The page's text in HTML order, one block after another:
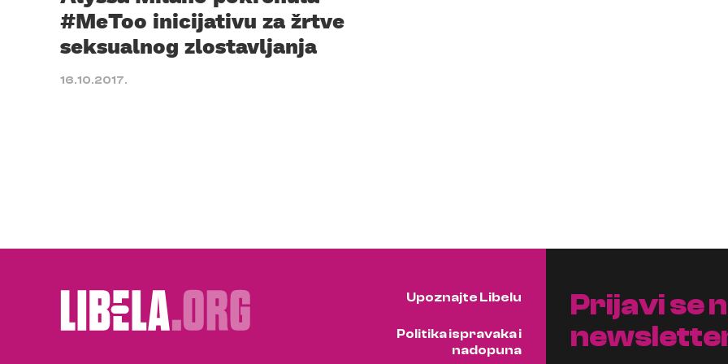
#MeToo inicijativu za žrtve
seksualnog zlostavljanja
16.10.2017.
Upoznajte Libelu
Politika ispravaka i
nadopuna
Prijavi se